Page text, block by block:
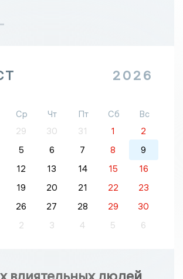
2026
Ср Чт Пт Сб
Вс
29 30 31 1
2
5 6 7 8
9
12 13 14 15
16
19 20 21 22
23
26 27 28 29
30
2 3 4 5 6